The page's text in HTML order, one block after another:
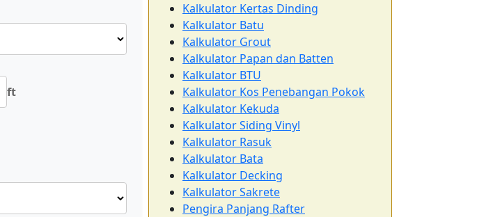
ft
Kalkulator Kertas Dinding
Kalkulator Batu
Kalkulator Grout
Kalkulator Papan dan Batten
Kalkulator BTU
Kalkulator Kos Penebangan Pokok
Kalkulator Kekuda
Kalkulator Siding Vinyl
Kalkulator Rasuk
Kalkulator Bata
Kalkulator Decking
Kalkulator Sakrete
Pengira Panjang Rafter